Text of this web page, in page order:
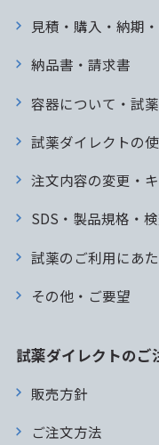
見積・購入・納期
納品書・請求書
容器について・試
試薬ダイレクトの
注文内容の変更・
SDS・製品規格・
試薬のご利用にあ
その他・ご要望
試薬ダイレクトのご
販売方針
ご注文方法